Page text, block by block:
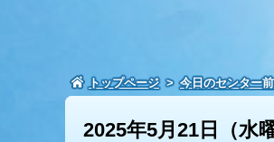
トップページ 今日のセンター
2025年5月21日（水曜